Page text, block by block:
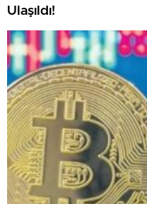
Ulaşıldı!